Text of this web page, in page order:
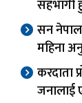
सहभागी
सन
महिना
करदाता
जनालाई